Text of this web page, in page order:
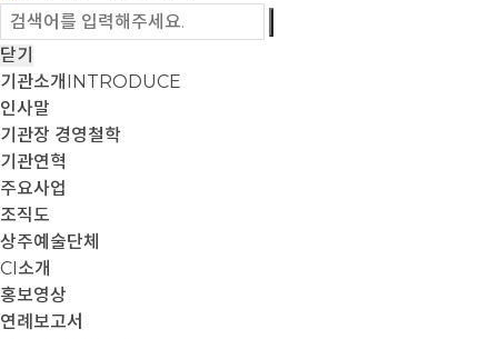
닫기
기관소개 INTRODUCE
인사말
기관장 경영철학
기관연혁
주요사업
조직도
상주예술단체
CI소개
홍보영상
연례보고서